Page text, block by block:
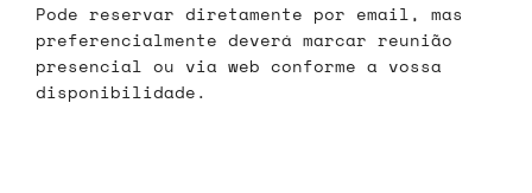
Pode reservar diretamente por email, mas
preferencialmente deverá marcar reunião
presencial ou via web conforme a vossa
disponibilidade.